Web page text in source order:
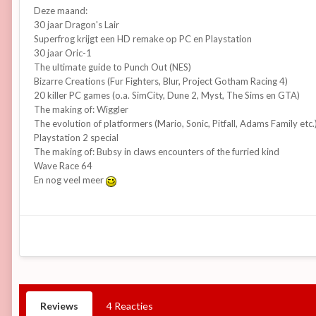
Deze maand:
30 jaar Dragon's Lair
Superfrog krijgt een HD remake op PC en Playstation
30 jaar Oric-1
The ultimate guide to Punch Out (NES)
Bizarre Creations (Fur Fighters, Blur, Project Gotham Racing 4)
20 killer PC games (o.a. SimCity, Dune 2, Myst, The Sims en GTA)
The making of: Wiggler
The evolution of platformers (Mario, Sonic, Pitfall, Adams Family
Playstation 2 special
The making of: Bubsy in claws encounters of the furried kind
Wave Race 64
En nog veel meer
Reviews 4 Reacties